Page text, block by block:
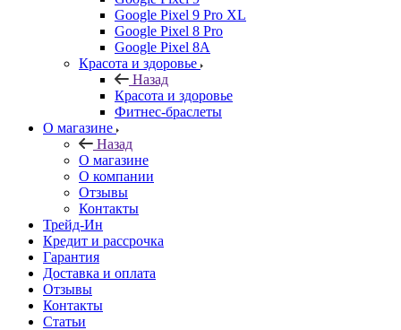
Google Pixel 9 Pro XL
Google Pixel 8 Pro
Google Pixel 8A
Красота и здоровье
Назад
Красота и здоровье
Фитнес-браслеты
О магазине
Назад
О магазине
О компании
Отзывы
Контакты
Трейд-Ин
Кредит и рассрочка
Гарантия
Доставка и оплата
Отзывы
Контакты
Статьи